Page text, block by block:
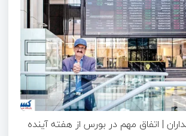
| اتفاق مهم در بورس از هفته آینده